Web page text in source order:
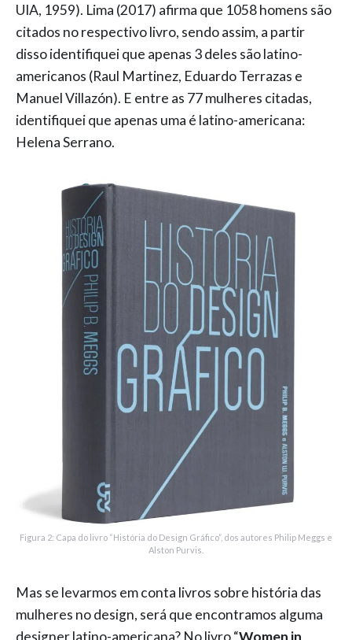
UIA, 1959). Lima (2017) afirma que 1058 homens são
citados no respectivo livro, sendo assim, a partir
disso identifiquei que apenas 3 deles são latino-
americanos (Raul Martinez, Eduardo Terrazas e
Manuel Villazón). E entre as 77 mulheres citadas,
identifiquei que apenas uma é latino-americana:
Helena Serrano.
Figura 2: Capa do livro “História do Design Gráfico”, dos autores Philip Meggs e
Alston Purvis.
Mas se levarmos em conta livros sobre história das
mulheres no design, será que encontramos alguma
designer latino-americana? No livro “Women in